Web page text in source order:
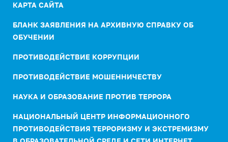
КАРТА САЙТА
БЛАНК ЗАЯВЛЕНИЯ НА АРХИВНУЮ СПРАВКУ ОБ
ОБУЧЕНИИ
ПРОТИВОДЕЙСТВИЕ КОРРУПЦИИ
ПРОТИВОДЕЙСТВИЕ МОШЕННИЧЕСТВУ
НАУКА И ОБРАЗОВАНИЕ ПРОТИВ ТЕРРОРА
НАЦИОНАЛЬНЫЙ ЦЕНТР ИНФОРМАЦИОННОГО
ПРОТИВОДЕЙСТВИЯ ТЕРРОРИЗМУ И ЭКСТРЕМИЗМУ